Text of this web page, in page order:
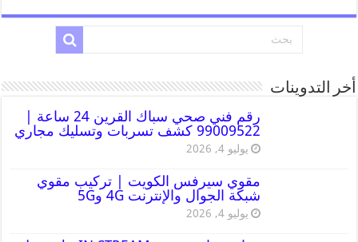
أخر التدوينات
رقم فني صحي سباك القرين 24 ساعة |
99009522 كشف تسربات وتسليك مجاري
يوليو 4, 2026
مقوي سيرفس الكويت | تركيب مقوي
شبكة الجوال والإنترنت 4G و5G
يوليو 4, 2026